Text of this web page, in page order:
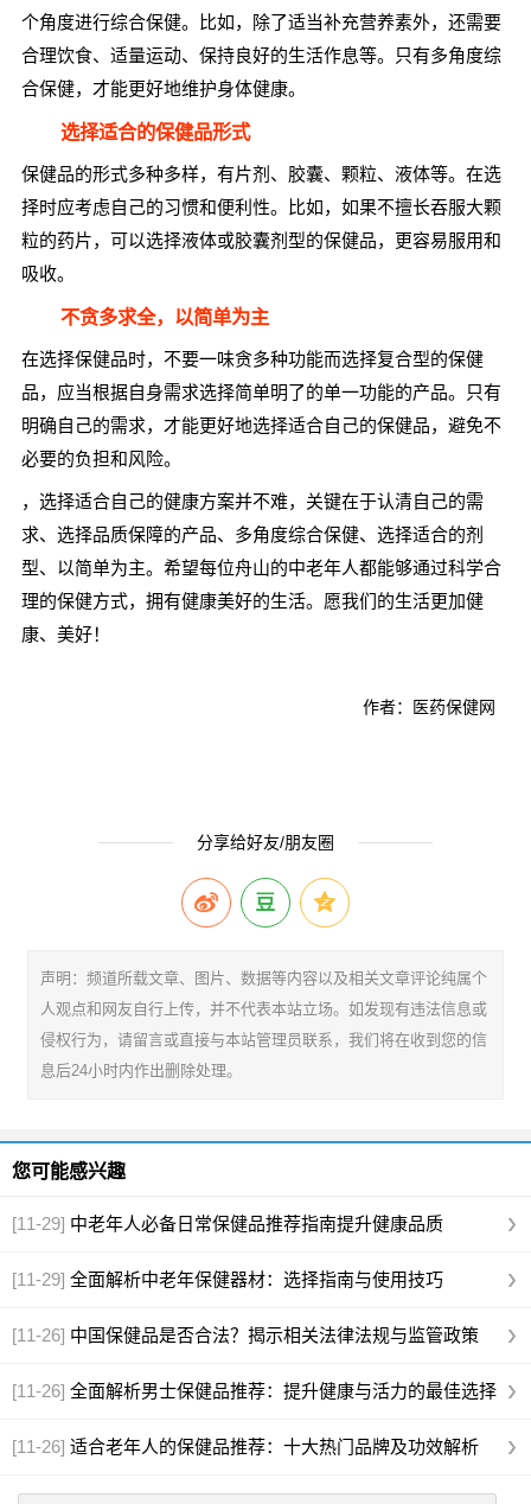
个角度进行综合保健。比如，除了适当补充营养素外，还需要
合理饮食、适量运动、保持良好的生活作息等。只有多角度综
合保健，才能更好地维护身体健康。
选择适合的保健品形式
保健品的形式多种多样，有片剂、胶囊、颗粒、液体等。在选
择时应考虑自己的习惯和便利性。比如，如果不擅长吞服大颗
粒的药片，可以选择液体或胶囊剂型的保健品，更容易服用和
吸收。
不贪多求全，以简单为主
在选择保健品时，不要一味贪多种功能而选择复合型的保健
品，应当根据自身需求选择简单明了的单一功能的产品。只有
明确自己的需求，才能更好地选择适合自己的保健品，避免不
必要的负担和风险。
，选择适合自己的健康方案并不难，关键在于认清自己的需
求、选择品质保障的产品、多角度综合保健、选择适合的剂
型、以简单为主。希望每位舟山的中老年人都能够通过科学合
理的保健方式，拥有健康美好的生活。愿我们的生活更加健
康、美好！
作者：医药保健网
分享给好友/朋友圈
声明：频道所载文章、图片、数据等内容以及相关文章评论纯属个
人观点和网友自行上传，并不代表本站立场。如发现有违法信息或
侵权行为，请留言或直接与本站管理员联系，我们将在收到您的信
息后24小时内作出删除处理。
您可能感兴趣
[11-29] 中老年人必备日常保健品推荐指南提升健康品质
[11-29] 全面解析中老年保健器材：选择指南与使用技巧
[11-26] 中国保健品是否合法？揭示相关法律法规与监管政策
[11-26] 全面解析男士保健品推荐：提升健康与活力的最佳选择
[11-26] 适合老年人的保健品推荐：十大热门品牌及功效解析